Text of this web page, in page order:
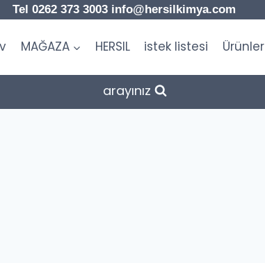
0262 373 3003 info@hersilkimya.com
MAĞAZA HERSIL istek listesi Ürünler
arayınız